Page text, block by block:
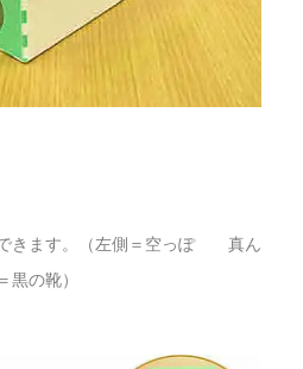
できます。（左側＝空っぽ 真ん
の靴）